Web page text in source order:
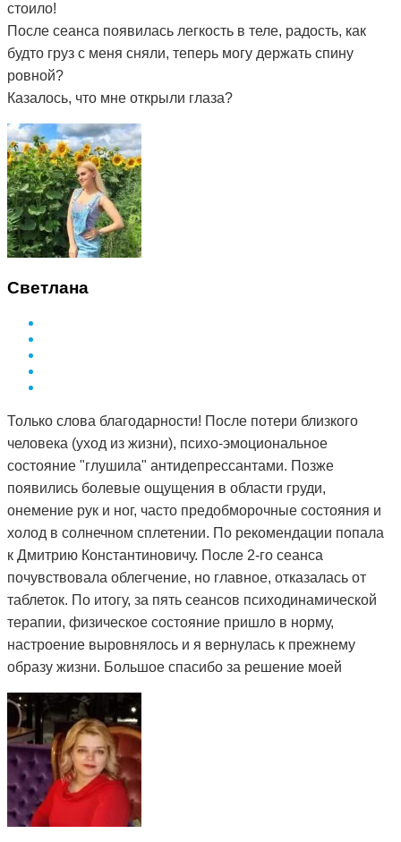
стоило!
После сеанса появилась легкость в теле, радость, как
будто груз с меня сняли, теперь могу держать спину
ровной?
Казалось, что мне открыли глаза?
Светлана
Только слова благодарности! После потери близкого
человека (уход из жизни), психо-эмоциональное
состояние "глушила" антидепрессантами. Позже
появились болевые ощущения в области груди,
онемение рук и ног, часто предобморочные состояния и
холод в солнечном сплетении. По рекомендации попала
к Дмитрию Константиновичу. После 2-го сеанса
почувствовала облегчение, но главное, отказалась от
таблеток. По итогу, за пять сеансов психодинамической
терапии, физическое состояние пришло в норму,
настроение выровнялось и я вернулась к прежнему
образу жизни. Большое спасибо за решение моей
проблемы и деликатный подход.